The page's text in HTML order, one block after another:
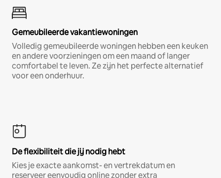
Gemeubileerde vakantiewoningen
Volledig gemeubileerde woningen hebben een keuken
en andere voorzieningen om een maand of langer
comfortabel te leven. Ze zijn het perfecte alternatief
voor een onderhuur.
De flexibiliteit die jij nodig hebt
Kies je exacte aankomst- en vertrekdatum en
reserveer eenvoudig online zonder extra